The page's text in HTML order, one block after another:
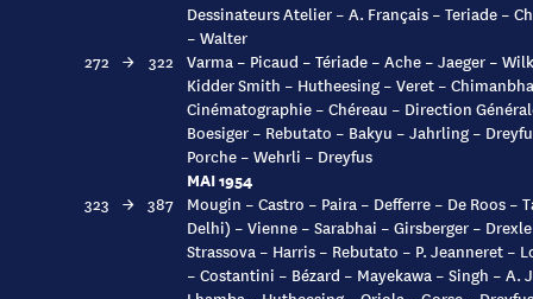
Dessinateurs Atelier – A. Français – Teriade –
– Walter
272 → 322 Varma – Picaud – Tériade – Ache – Jaeger –
Kidder Smith – Hutheesing – Veret –
Cinématographie – Chéreau – Direction
Boesiger – Rebutato – Bakyu – Jahrling –
Porche – Wehrli – Dreyfus
MAI 1954
323 → 387 Mougin – Castro – Paira – Defferre – De Roos
Delhi) – Vienne – Sarabhai – Girsberger –
Strassova – Harris – Rebutato – P. Jeanneret –
– Costantini – Bézard – Mayekawa – Singh – A.